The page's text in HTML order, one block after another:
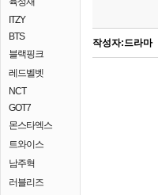
ITZY
BTS
블랙핑크
레드벨벳
NCT
GOT7
몬스타엑스
트와이스
남주혁
러블리즈
작성자:드라마